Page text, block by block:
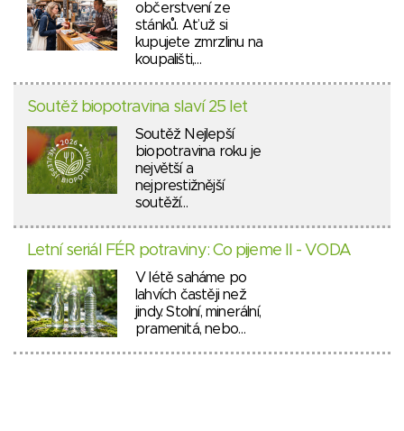
občerstvení ze
stánků. Ať už si
kupujete zmrzlinu na
koupališti,…
Soutěž biopotravina slaví 25 let
Soutěž Nejlepší
biopotravina roku je
největší a
nejprestižnější
soutěží…
Letní seriál FÉR potraviny: Co pijeme II - VODA
V létě saháme po
lahvích častěji než
jindy. Stolní, minerální,
pramenitá, nebo…